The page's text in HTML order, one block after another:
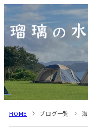
HOME ブログ一覧 海